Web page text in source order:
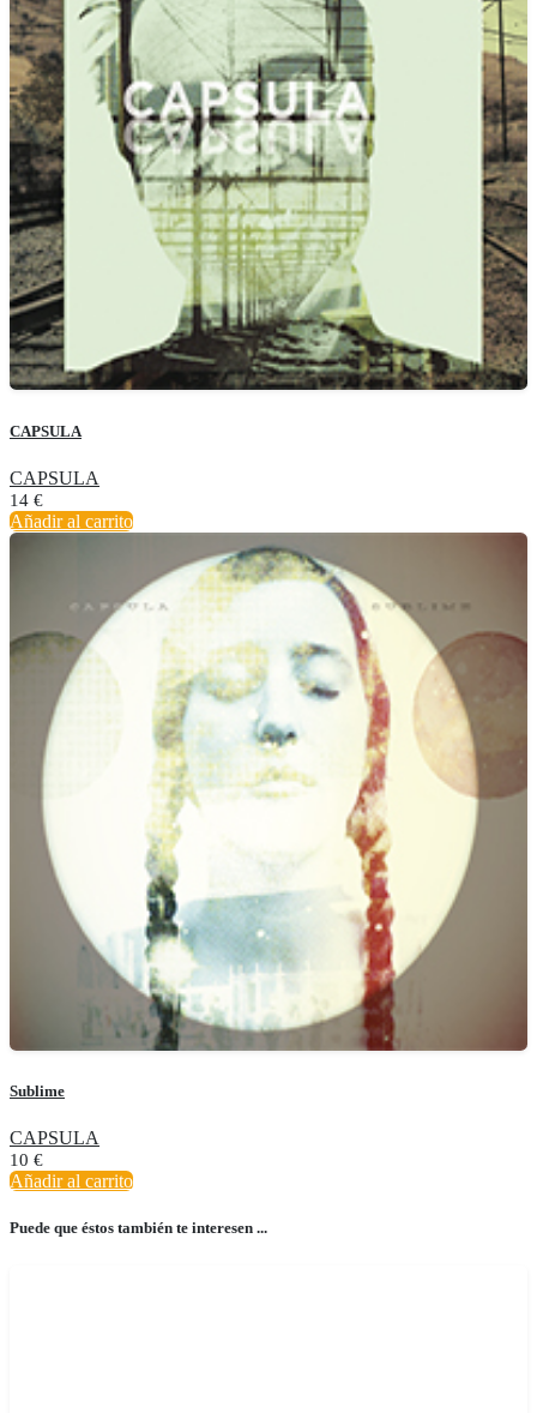
CAPSULA
CAPSULA
14 €
Añadir al carrito
Sublime
CAPSULA
10 €
Añadir al carrito
Puede que éstos también te interesen ...